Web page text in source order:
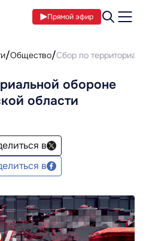
Прямой эфир
Общество Сбор по
обороне
области
в
в